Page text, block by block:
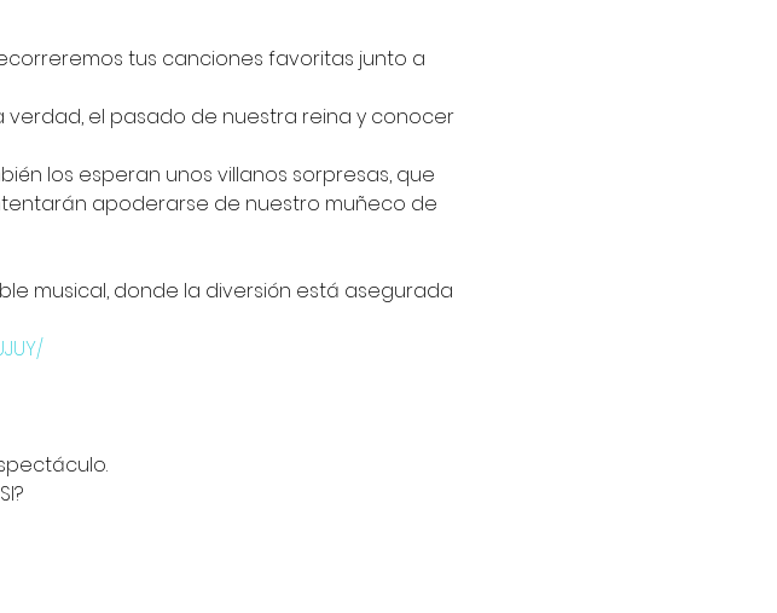
tus canciones favoritas junto a
el pasado de nuestra reina y conocer
los esperan unos villanos sorpresas, que
apoderarse de nuestro muñeco de
musical, donde la diversión está asegurada